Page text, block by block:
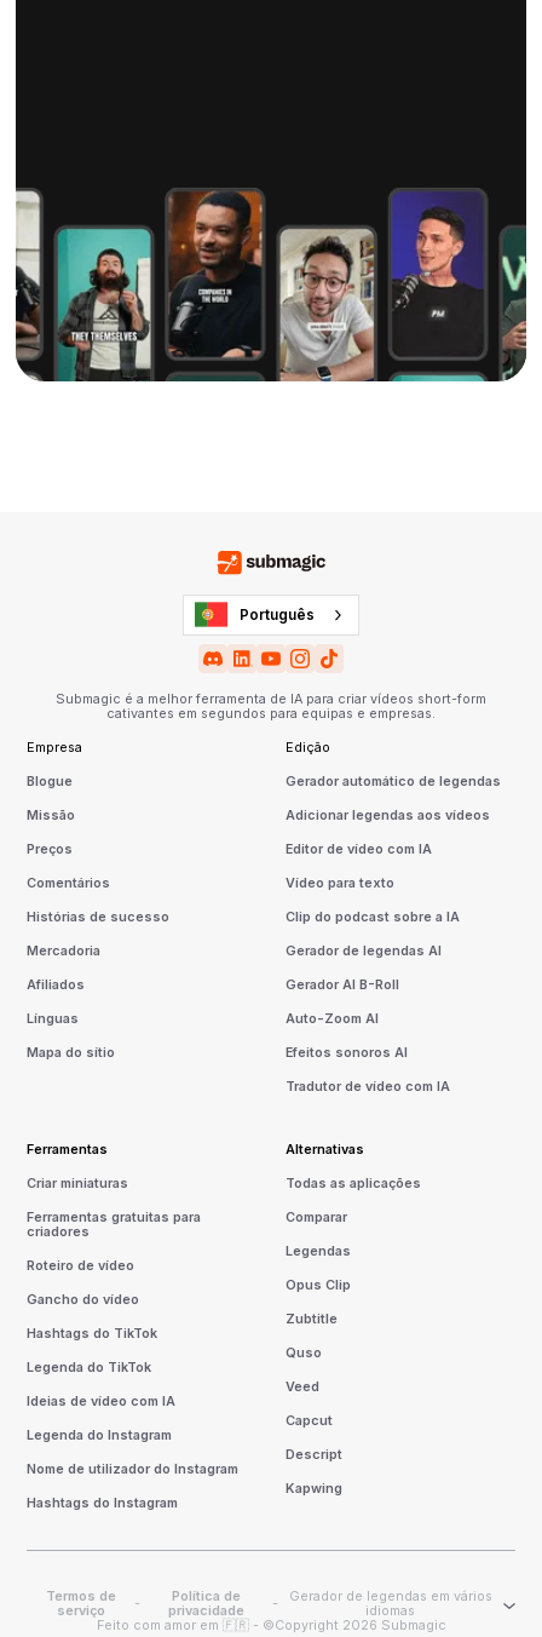
Português
Submagic é a melhor ferramenta de IA para criar vídeos short-form
cativantes em segundos para equipas e empresas.
Empresa
Blogue
Missão
Preços
Comentários
Histórias de sucesso
Mercadoria
Afiliados
Línguas
Mapa do sítio
Edição
Gerador automático de legendas
Adicionar legendas aos vídeos
Editor de vídeo com IA
Vídeo para texto
Clip do podcast sobre a IA
Gerador de legendas AI
Gerador AI B-Roll
Auto-Zoom AI
Efeitos sonoros AI
Tradutor de vídeo com IA
Ferramentas
Criar miniaturas
Ferramentas gratuitas para
criadores
Roteiro de vídeo
Gancho do vídeo
Hashtags do TikTok
Legenda do TikTok
Ideias de vídeo com IA
Legenda do Instagram
Nome de utilizador do Instagram
Hashtags do Instagram
Alternativas
Todas as aplicações
Comparar
Legendas
Opus Clip
Zubtitle
Quso
Veed
Capcut
Descript
Kapwing
Termos de
serviço
-
Política de
privacidade
-
Gerador de legendas em vários
idiomas
Feito com amor em 🇫🇷 - ©Copyright 2026 Submagic